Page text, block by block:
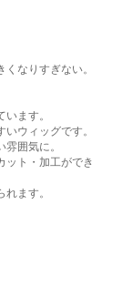
なりすぎない。
ます。
ウィッグです。
囲気に。
ット・加工ができ
ます。